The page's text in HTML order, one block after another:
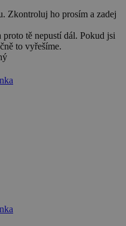
Zkontroluj ho prosím a zadej
tě nepustí dál. Pokud jsi
to vyřešíme.